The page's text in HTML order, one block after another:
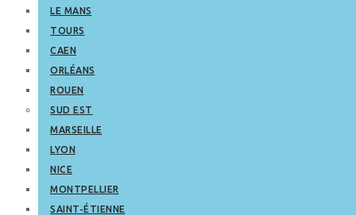
LE MANS
TOURS
CAEN
ORLÉANS
ROUEN
SUD EST
MARSEILLE
LYON
NICE
MONTPELLIER
SAINT-ÉTIENNE